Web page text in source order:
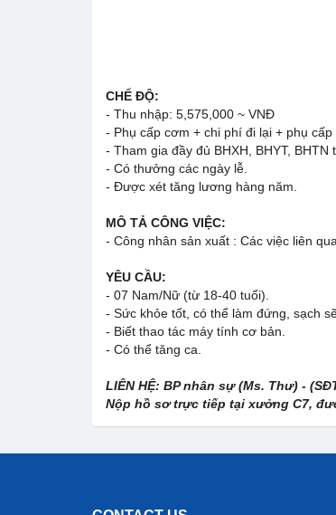
CHẾ ĐỘ:
- Thu nhập: 5,575,000 ~ VNĐ
- Phụ cấp cơm + chi phí đi lại + phụ
- Tham gia đầy đủ BHXH, BHYT, BHTN
- Có thưởng các ngày lễ.
- Được xét tăng lương hàng năm.
MÔ TẢ CÔNG VIỆC:
- Công nhân sản xuất : Các việc liên
YÊU CẦU:
- 07 Nam/Nữ (từ 18-40 tuổi).
- Sức khỏe tốt, có thể làm đứng, sạch
- Biết thao tác máy tính cơ bản.
- Có thể tăng ca.
LIÊN HỆ: BP nhân sự (Ms. Thư) -
Nộp hồ sơ trực tiếp tại xưởng C7,